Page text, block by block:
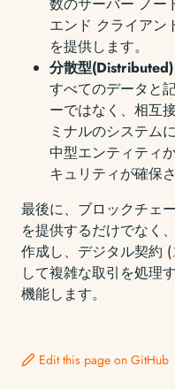
エンド クライアン
を提供します。
分散型
すべてのデータと
ーではなく、相互
ミナルのシステム
中型エンティティ
キュリティが確保さ
最後に、ブロックチェ
を提供するだけでなく
作成し、デジタル契約 (
して複雑な取引を処理
機能します。
Edit this page on GitHub